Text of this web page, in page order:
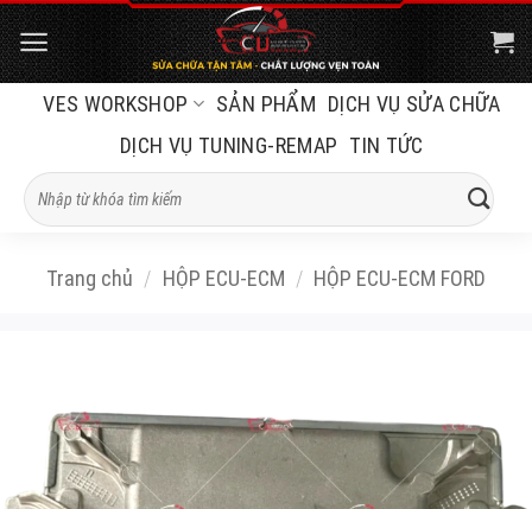
Bỏ
qua
nội
VES WORKSHOP SẢN PHẨM DỊCH VỤ SỬA CHỮA
DỊCH VỤ TUNING-REMAP TIN TỨC
Tìm
kiếm:
Trang chủ / HỘP ECU-ECM / HỘP ECU-ECM FORD